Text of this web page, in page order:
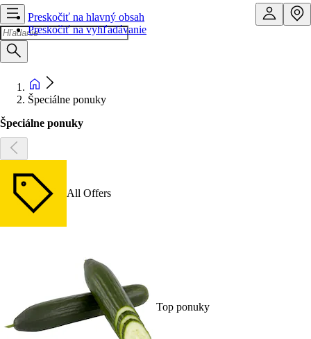
Preskočiť na hlavný obsah
Preskočiť na vyhľadávanie
Špeciálne ponuky
Špeciálne ponuky
All Offers
Top ponuky